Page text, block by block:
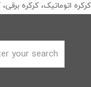
کرکره اتوماتیک، کرکره